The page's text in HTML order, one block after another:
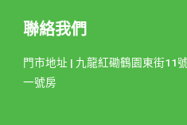
聯絡我們
門市地址 | 九龍紅磡鶴園東街11
一號房